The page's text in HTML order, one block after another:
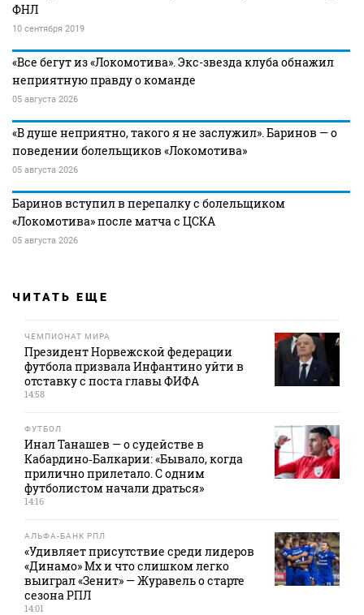
ФНЛ
10 сентября 2019
«Все бегут из «Локомотива». Экс-звезда клуба обнажил
неприятную правду о команде
05 августа 2026
«В душе неприятно, такого я не заслужил». Баринов — о
поведении болельщиков «Локомотива»
05 августа 2026
Баринов вступил в перепалку с болельщиком
«Локомотива» после матча с ЦСКА
05 августа 2026
ЧИТАТЬ ЕЩЕ
ЧЕМПИОНАТ МИРА
Президент Норвежской федерации
футбола призвала Инфантино уйти в
отставку с поста главы ФИФА
14:58
ФУТБОЛ
Инал Танашев — о судействе в
Кабардино‑Балкарии: «Бывало, когда
прилично прилетало. С одним
футболистом начали драться»
14:16
АЛЬФА-БАНК РПЛ
«Удивляет присутствие среди лидеров
«Динамо» Мх и что слишком легко
выиграл «Зенит» — Журавель о старте
сезона РПЛ
14:01